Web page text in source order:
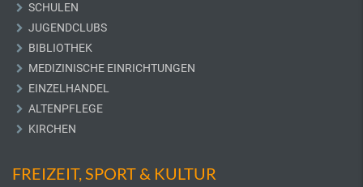
SCHULEN
JUGENDCLUBS
BIBLIOTHEK
MEDIZINISCHE EINRICHTUNGEN
EINZELHANDEL
ALTENPFLEGE
KIRCHEN
FREIZEIT, SPORT & KULTUR